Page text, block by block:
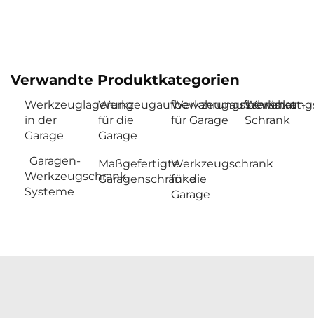
Verwandte Produktkategorien
Werkzeuglagerung
in der
Garage
Werkzeugaufbewahrungsschränke
für die
Garage
für Garage
Werkstatt-
Schrank
Garagen-
Werkzeugschrank-
Systeme
Maßgefertigte
Garagenschränke
Werkzeugschrank
für die
Garage